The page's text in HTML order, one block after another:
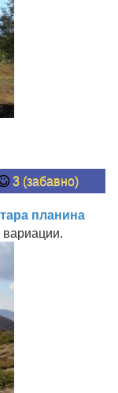
3 (забавно)
планина
вариации.